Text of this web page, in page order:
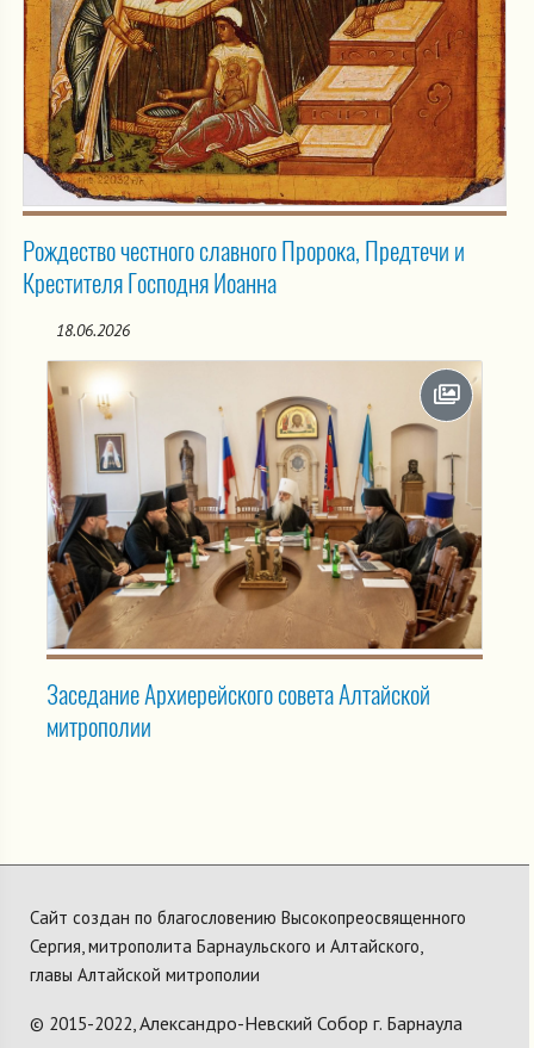
Рождество честного славного Пророка, Предтечи и
Крестителя Господня Иоанна
18.06.2026
Заседание Архиерейского совета Алтайской
митрополии
Сайт создан по благословению Высокопреосвященного
Сергия, митрополита Барнаульского и Алтайского,
главы Алтайской митрополии
© 2015-2022,Александро-Невский Собор г. Барнаула